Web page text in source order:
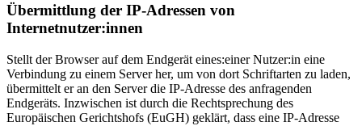
Übermittlung der IP-Adressen von
Internetnutzer:innen
Stellt der Browser auf dem Endgerät eines:einer Nutzer:in eine
Verbindung zu einem Server her, um von dort Schriftarten zu laden,
übermittelt er an den Server die IP-Adresse des anfragenden
Endgeräts. Inzwischen ist durch die Rechtsprechung des
Europäischen Gerichtshofs (EuGH) geklärt, dass eine IP-Adresse